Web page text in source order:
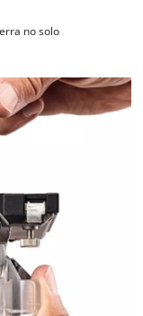
no solo